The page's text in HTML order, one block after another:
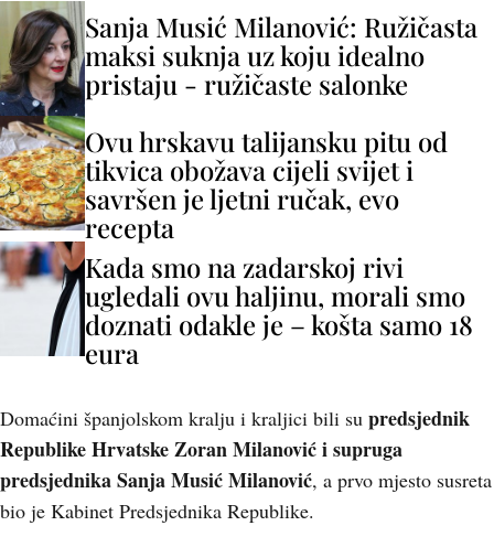
Sanja Musić Milanović: Ružičasta
maksi suknja uz koju idealno
pristaju - ružičaste salonke
Ovu hrskavu talijansku pitu od
tikvica obožava cijeli svijet i
savršen je ljetni ručak, evo
recepta
Kada smo na zadarskoj rivi
ugledali ovu haljinu, morali smo
doznati odakle je – košta samo 18
eura
Domaćini španjolskom kralju i kraljici bili su predsjednik
Republike Hrvatske Zoran Milanović i supruga
predsjednika Sanja Musić Milanović, a prvo mjesto susreta
bio je Kabinet Predsjednika Republike.